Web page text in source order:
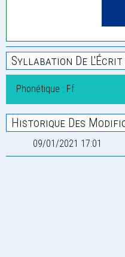
Syllabation De L'Écrit
Phonétique : Ff
Historique Des
09/01/2021 17:01